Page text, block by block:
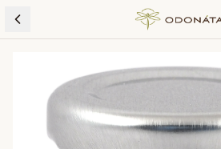
Skip to content